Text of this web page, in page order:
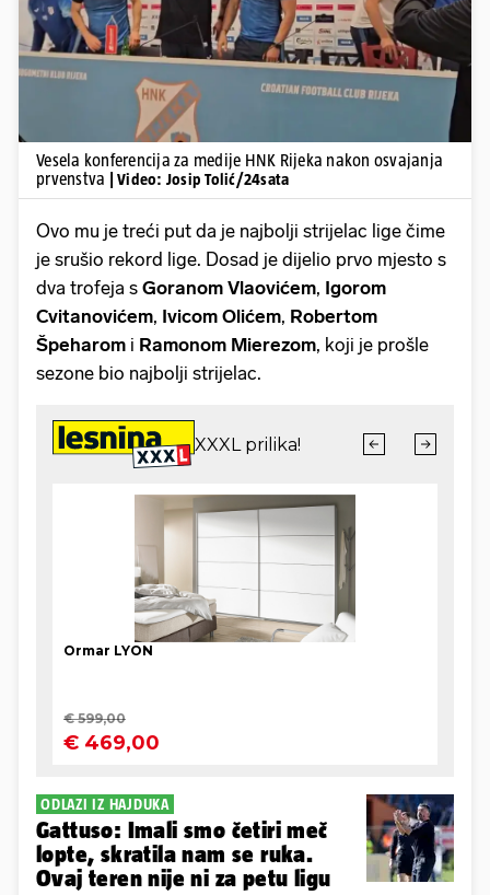
Vesela konferencija za medije HNK Rijeka nakon osvajanja
prvenstva
| Video: Josip Tolić/24sata
Ovo mu je treći put da je najbolji strijelac lige čime
je srušio rekord lige. Dosad je dijelio prvo mjesto s
dva trofeja s Goranom Vlaovićem, Igorom
Cvitanovićem, Ivicom Olićem, Robertom
Špeharom i Ramonom Mierezom, koji je prošle
sezone bio najbolji strijelac.
ODLAZI IZ HAJDUKA
Gattuso: Imali smo četiri meč
lopte, skratila nam se ruka.
Ovaj teren nije ni za petu ligu